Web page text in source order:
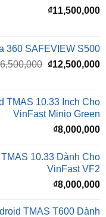
360 SAFEVIEW S500
gốc
₫16,500,000.
TMAS 10.33 Inch Cho
₫8,000,000
TMAS 10.33 Dành Cho
₫8,000,000
TMAS T600 Dành
Cho VinFast VF3
₫10,800,000